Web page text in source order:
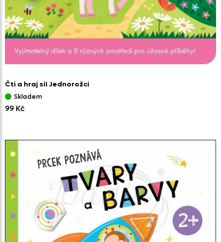
Čti a hraj si! Jednorožci
Skladem
99 Kč